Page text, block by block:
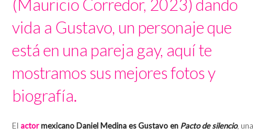
(Mauricio Corredor, 2023) dando
vida a Gustavo, un personaje que
está en una pareja gay, aquí te
mostramos sus mejores fotos y
biografía.
El actormexicano Daniel Medina es Gustavo en Pacto de silencio, una